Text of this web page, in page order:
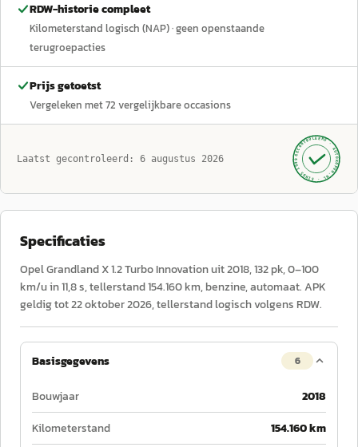
RDW-historie compleet
Kilometerstand logisch (NAP)· geen openstaande
terugroepacties
Prijs getoetst
Vergeleken met72 vergelijkbare occasions
Laatst gecontroleerd: 6 augustus 2026 GECONTROLEERD ·
AUTOKOPEN.NL
· SINDS 1999 ·
Specificaties
Opel Grandland X 1.2 Turbo Innovation uit 2018, 132 pk, 0–100
km/u in 11,8 s, tellerstand 154.160 km, benzine, automaat. APK
geldig tot 22 oktober 2026, tellerstand logisch volgens RDW.
Basisgegevens 6
Bouwjaar
2018
Kilometerstand
154.160 km